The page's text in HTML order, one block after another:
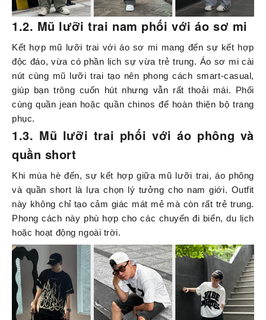
1.2. Mũ lưỡi trai nam phối với áo sơ mi
Kết hợp mũ lưỡi trai với áo sơ mi mang đến sự kết hợp
độc đáo, vừa có phần lịch sự vừa trẻ trung. Áo sơ mi cài
nút cùng mũ lưỡi trai tạo nên phong cách smart-casual,
giúp bạn trông cuốn hút nhưng vẫn rất thoải mái. Phối
cùng quần jean hoặc quần chinos để hoàn thiện bộ trang
phục.
1.3. Mũ lưỡi trai phối với áo phông và
quần short
Khi mùa hè đến, sự kết hợp giữa mũ lưỡi trai, áo phông
và quần short là lựa chọn lý tưởng cho nam giới. Outfit
này không chỉ tạo cảm giác mát mẻ mà còn rất trẻ trung.
Phong cách này phù hợp cho các chuyến đi biển, du lịch
hoặc hoạt động ngoài trời.